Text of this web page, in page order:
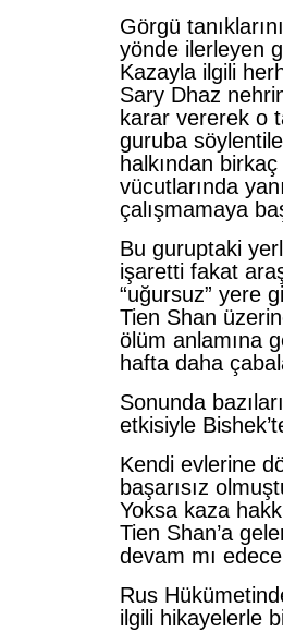
Görgü
yönde ilerleyen
Kazayla ilgili
Sary Dhaz
karar vererek o
guruba
halkından
vücutlarında
çalışmamaya
Bu guruptaki
işaretti fakat
“uğursuz” yere
Tien Shan
ölüm anlamına
hafta daha
Sonunda
etkisiyle
Kendi evlerine
başarısız
Yoksa kaza
Tien Shan’a
devam mı
Rus
ilgili hikayelerle